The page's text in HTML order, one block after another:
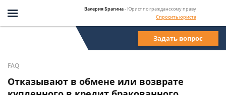
Валерия Брагина- Юрист по гражданскому праву
Спросить юриста
Задать вопрос
FAQ
Отказывают в обмене или возврате